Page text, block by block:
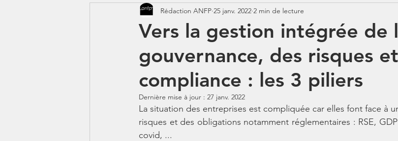
CORONAVIRUS - COVID 19 Jurisprudence Rémunération
Jeunes - 1erJob1erBP DSN BOSS Contrats aidés Jours fériés
Vers la gestion intégrée de
gouvernance, des risques
compliance : les 3 piliers
Rédaction ANFP 25 janv. 2022 2 min de lecture
Dernière mise à jour : 27 janv. 2022
La situation des entreprises est compliquée car elles font face à
risques et des obligations notamment réglementaires : RSE,
covid, ...